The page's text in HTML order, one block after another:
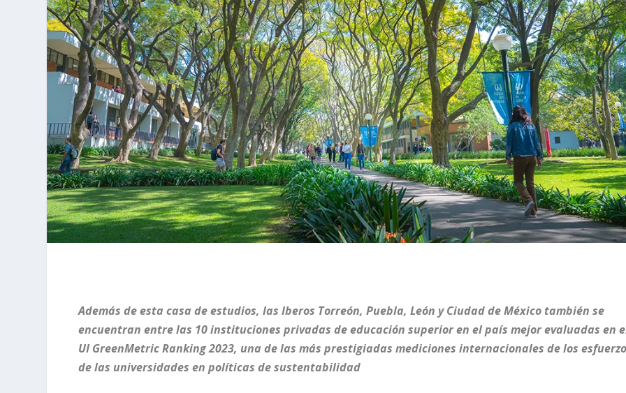
Además de esta casa de estudios, las Iberos Torreón, Puebla, León y Ciudad de México también se
encuentran entre las 10 instituciones privadas de educación superior en el país mejor evaluadas en
UI GreenMetric Ranking 2023, una de las más prestigiadas mediciones internacionales de los
de las universidades en políticas de sustentabilidad